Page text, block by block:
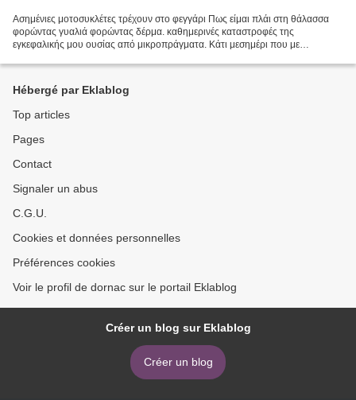
Ασημένιες μοτοσυκλέτες τρέχουν στο φεγγάρι Πως είμαι πλάι στη θάλασσα
φορώντας γυαλιά φορώντας δέρμα. καθημερινές καταστροφές της
εγκεφαλικής μου ουσίας από μικροπράγματα. Κάτι μεσημέρι που με
Hébergé par Eklablog
Top articles
Pages
Contact
Signaler un abus
C.G.U.
Cookies et données personnelles
Préférences cookies
Voir le profil de dornac sur le portail Eklablog
Créer un blog sur Eklablog
Créer un blog